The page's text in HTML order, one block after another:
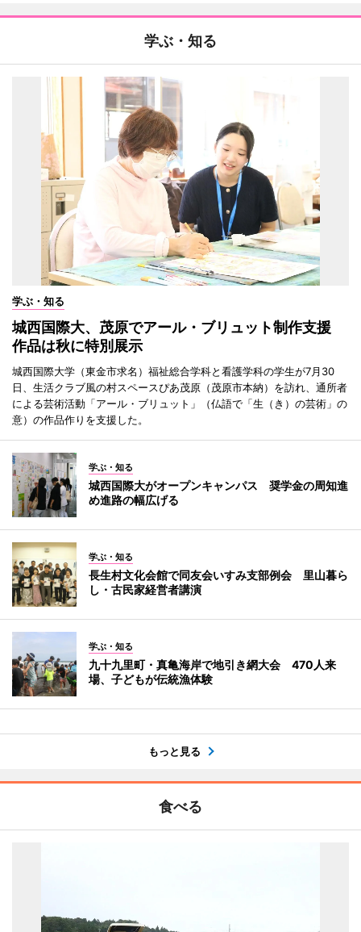
学ぶ・知る
学ぶ・知る
城西国際大、茂原でアール・ブリュット制作支援
作品は秋に特別展示
城西国際大学（東金市求名）福祉総合学科と看護学科の学生が7月30
日、生活クラブ風の村スペースぴあ茂原（茂原市本納）を訪れ、通所者
による芸術活動「アール・ブリュット」（仏語で「生（き）の芸術」の
意）の作品作りを支援した。
学ぶ・知る
城西国際大がオープンキャンパス 奨学金の周知進
め進路の幅広げる
学ぶ・知る
長生村文化会館で同友会いすみ支部例会 里山暮ら
し・古民家経営者講演
学ぶ・知る
九十九里町・真亀海岸で地引き網大会 470人来
場、子どもが伝統漁体験
もっと見る
食べる